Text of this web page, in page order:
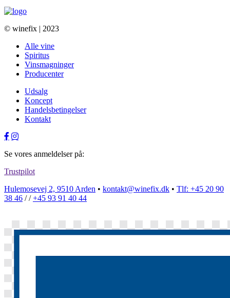
© winefix | 2023
Alle vine
Spiritus
Vinsmagninger
Producenter
Udsalg
Koncept
Handelsbetingelser
Kontakt
Se vores anmeldelser på:
Trustpilot
Hulemosevej 2, 9510 Arden • kontakt@winefix.dk • Tlf: +45 20 90
38 46 / /+45 93 91 40 44